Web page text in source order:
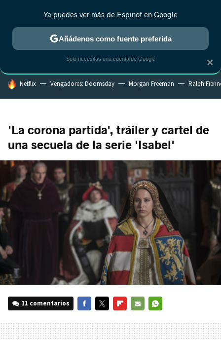
MENÚ NUEVO
ESTRENOS REALITY ANIME RANKINGS CINE
HOY SE HABLA DE
Netflix Vengadores: Doomsday Morgan Freeman Ralph
'La corona partida', tráiler y cartel de
una secuela de la serie 'Isabel'
11 comentarios
MAIL
×
Ya puedes ver más de Espinof en Google
Añádenos como fuente preferida
Solo necesitas una cuenta de Google